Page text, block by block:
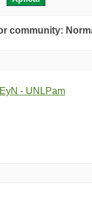
community:
- UNLPam